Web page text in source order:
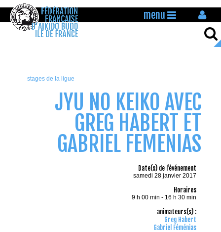
menu
stages de la ligue
JYU NO KEIKO AVEC
GREG HABERT ET
GABRIEL FEMENIAS
Date(s) de l'événement
samedi 28 janvier 2017
Horaires
9 h 00 min - 16 h 30 min
animateurs(s) :
Greg Habert
Gabriel Féménias